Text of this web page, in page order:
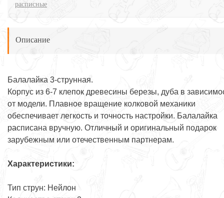
расписные
Описание
Балалайка 3-струнная.
Корпус из 6-7 клепок древесины березы, дуба в
от модели. Плавное вращение колковой механики
обеспечивает легкость и точность настройки. Балалайка
расписана вручную. Отличный и оригинальный подарок
зарубежным или отечественным партнерам.
Характеристики:
Тип струн: Нейлон